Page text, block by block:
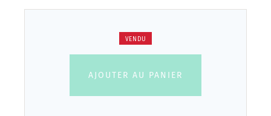
VENDU
AJOUTER AU PANIER